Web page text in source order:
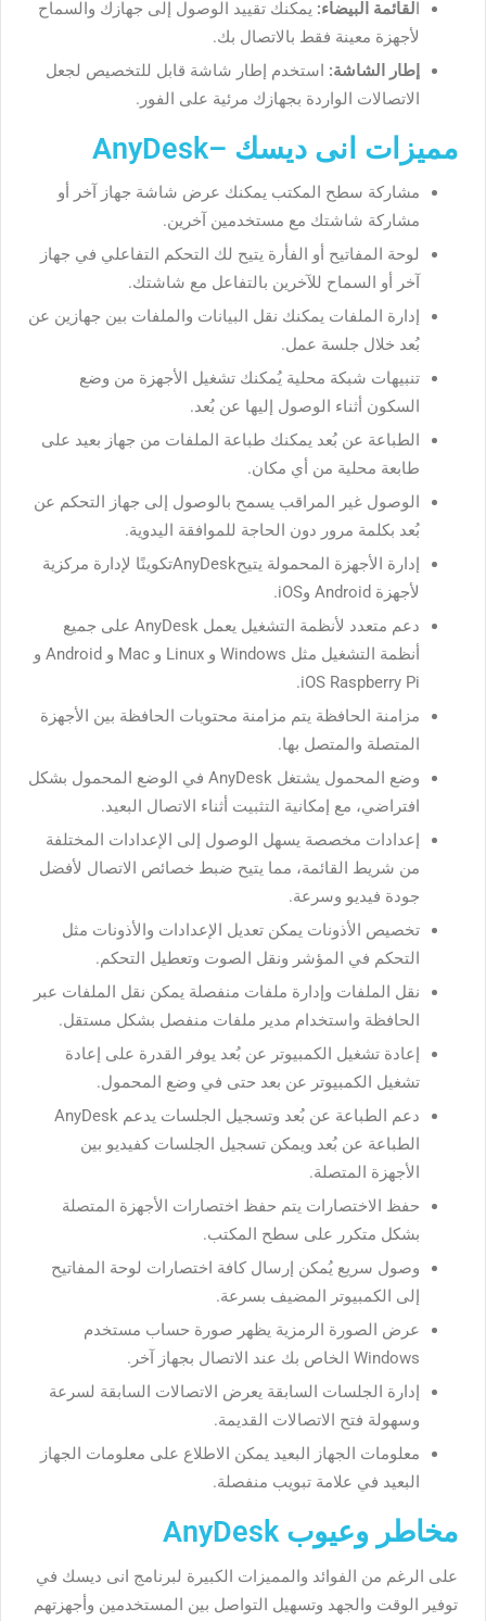
القائمة البيضاء: يمكنك تقييد الوصول إلى جهازك والسماح
لأجهزة معينة فقط بالاتصال بك.
إطار الشاشة: استخدم إطار شاشة قابل للتخصيص لجعل
الاتصالات الواردة بجهازك مرئية على الفور.
مميزات انى ديسك –AnyDesk
مشاركة سطح المكتب يمكنك عرض شاشة جهاز آخر أو
مشاركة شاشتك مع مستخدمين آخرين.
لوحة المفاتيح أو الفأرة يتيح لك التحكم التفاعلي في جهاز
آخر أو السماح للآخرين بالتفاعل مع شاشتك.
إدارة الملفات يمكنك نقل البيانات والملفات بين جهازين عن
بُعد خلال جلسة عمل.
تنبيهات شبكة محلية يُمكنك تشغيل الأجهزة من وضع
السكون أثناء الوصول إليها عن بُعد.
الطباعة عن بُعد يمكنك طباعة الملفات من جهاز بعيد على
طابعة محلية من أي مكان.
الوصول غير المراقب يسمح بالوصول إلى جهاز التحكم عن
بُعد بكلمة مرور دون الحاجة للموافقة اليدوية.
إدارة الأجهزة المحمولة يتيحAnyDeskتكوينًا لإدارة مركزية
لأجهزة Android وiOS.
دعم متعدد لأنظمة التشغيل يعمل AnyDesk على جميع
أنظمة التشغيل مثل Windows و Linux و Mac و Android و
iOS Raspberry Pi.
مزامنة الحافظة يتم مزامنة محتويات الحافظة بين الأجهزة
المتصلة والمتصل بها.
وضع المحمول يشتغل AnyDesk في الوضع المحمول بشكل
افتراضي، مع إمكانية التثبيت أثناء الاتصال البعيد.
إعدادات مخصصة يسهل الوصول إلى الإعدادات المختلفة
من شريط القائمة، مما يتيح ضبط خصائص الاتصال لأفضل
جودة فيديو وسرعة.
تخصيص الأذونات يمكن تعديل الإعدادات والأذونات مثل
التحكم في المؤشر ونقل الصوت وتعطيل التحكم.
نقل الملفات وإدارة ملفات منفصلة يمكن نقل الملفات عبر
الحافظة واستخدام مدير ملفات منفصل بشكل مستقل.
إعادة تشغيل الكمبيوتر عن بُعد يوفر القدرة على إعادة
تشغيل الكمبيوتر عن بعد حتى في وضع المحمول.
دعم الطباعة عن بُعد وتسجيل الجلسات يدعم AnyDesk
الطباعة عن بُعد ويمكن تسجيل الجلسات كفيديو بين
الأجهزة المتصلة.
حفظ الاختصارات يتم حفظ اختصارات الأجهزة المتصلة
بشكل متكرر على سطح المكتب.
وصول سريع يُمكن إرسال كافة اختصارات لوحة المفاتيح
إلى الكمبيوتر المضيف بسرعة.
عرض الصورة الرمزية يظهر صورة حساب مستخدم
Windows الخاص بك عند الاتصال بجهاز آخر.
إدارة الجلسات السابقة يعرض الاتصالات السابقة لسرعة
وسهولة فتح الاتصالات القديمة.
معلومات الجهاز البعيد يمكن الاطلاع على معلومات الجهاز
البعيد في علامة تبويب منفصلة.
مخاطر وعيوب AnyDesk
على الرغم من الفوائد والمميزات الكبيرة لبرنامج انى ديسك في
توفير الوقت والجهد وتسهيل التواصل بين المستخدمين وأجهزتهم